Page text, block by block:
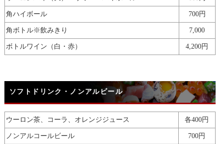
角ハイボール 700円
角ボトル※飲みきり 7,000
ボトルワイン（白・赤） 4,200円
ソフトドリンク・ノンアルビール
ウーロン茶、コーラ、オレンジジュース 各400円
ノンアルコールビール 700円